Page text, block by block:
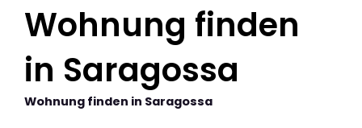
Wohnung finden
in Saragossa
Wohnung finden in Saragossa